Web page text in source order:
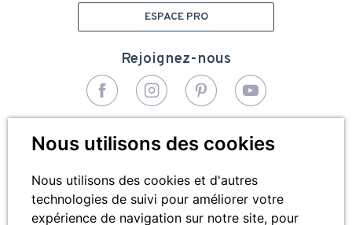
Nous utilisons des cookies
Nous utilisons des cookies et d'autres
technologies de suivi pour améliorer votre
expérience de navigation sur notre site, pour
ESPACE PRO
de
page
Mentions légales
Rejoignez-nous